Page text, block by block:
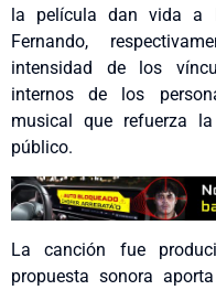
la película dan vida a
Fernando,
intensidad de los
internos de los
musical que refuerza
público.
La canción fue
propuesta sonora